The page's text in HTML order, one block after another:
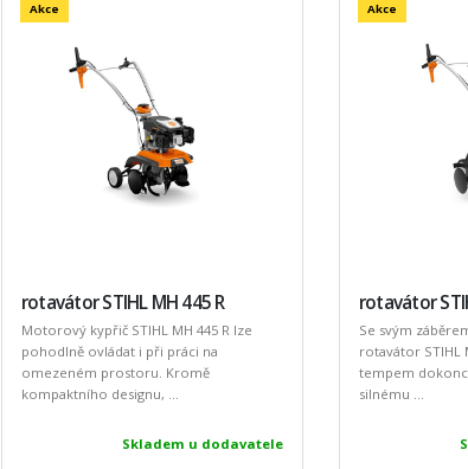
Akce
rotavátor STIHL MH 445 R
Motorový kypřič STIHL MH 445 R lze
pohodlně ovládat i při práci na
omezeném prostoru. Kromě
kompaktního designu, ...
Skladem u dodavatele
Akce
rotavátor
Se svým
rotavátor STIHL
tempem
silnému ...